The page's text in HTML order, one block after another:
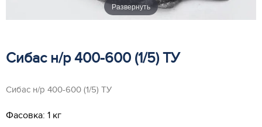
Развернуть
Сибас н/р 400-600 (1/5) ТУ
Сибас н/р 400-600 (1/5) ТУ
Фасовка: 1 кг